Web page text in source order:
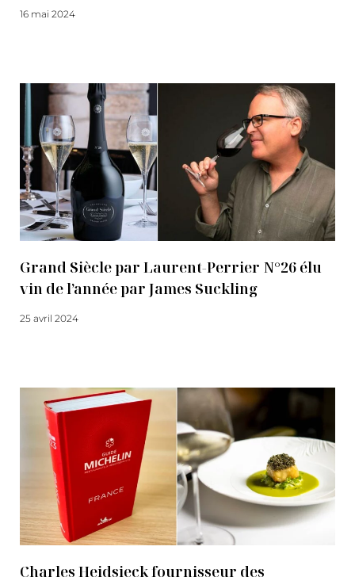
16 mai 2024
Grand Siècle par Laurent-Perrier N°26 élu
vin de l’année par James Suckling
25 avril 2024
Charles Heidsieck fournisseur des